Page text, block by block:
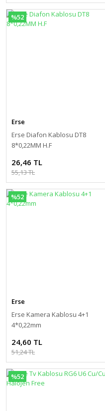
%52
Erse
Erse Diafon Kablosu DT8
8*0,22MM H.F
26,46 TL
55,13 TL
%52
Erse
Erse Kamera Kablosu 4+1
4*0,22mm
24,60 TL
51,24 TL
%52